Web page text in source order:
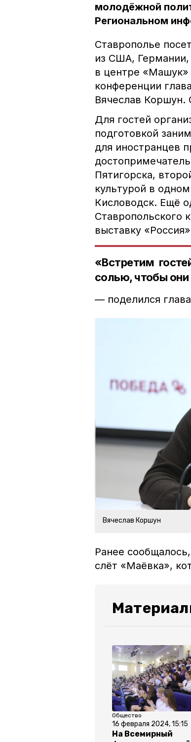
молодёжной
Региональном
Ставрополье
из США, Германии,
в центре «Машук»
конференции
Вячеслав
Для гостей
подготовкой
для иностранцев
Пятигорска,
культурой в
Кисловодск. Ещё
Ставропольского
выставку
«Встретим
солью, чтобы они
— поделился
Вячеслав Коршун
Ранее
слёт «Маёвка»,
Общество
16 февраля 2024, 15:15
На Всемирный